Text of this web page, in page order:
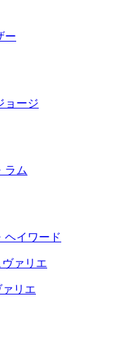
ー
ョージ
ラム
ヘイワード
リエ